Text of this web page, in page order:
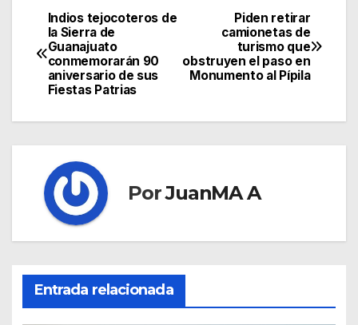
Piden retirar
camionetas de
turismo que
obstruyen el paso en
Monumento al Pípila
Indios tejocoteros de
la Sierra de
Guanajuato
conmemorarán 90
aniversario de sus
Fiestas Patrias
PorJuanMA A
Entrada relacionada